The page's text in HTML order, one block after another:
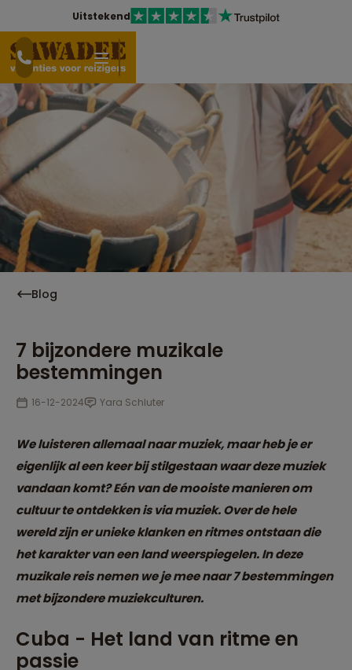
Uitstekend
Blog
7 bijzondere muzikale
bestemmingen
16-12-2024 Yara Schluter
We luisteren allemaal naar muziek, maar heb je er
eigenlijk al een keer bij stilgestaan waar deze muziek
vandaan komt? Eén van de mooiste manieren om
cultuur te ontdekken is via muziek. Over de hele
wereld zijn er unieke klanken en ritmes ontstaan die
het karakter van een land weerspiegelen. In deze
muzikale reis nemen we je mee naar 7 bestemmingen
met bijzondere muziekculturen.
Cuba - Het land van ritme en
passie